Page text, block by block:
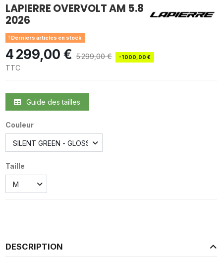
LAPIERRE OVERVOLT AM 5.8
2026
Derniers articles en stock
4 299,00 € 5 299,00 € -1 000,00 €
TTC
Guide des tailles
Couleur
Taille
DESCRIPTION